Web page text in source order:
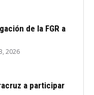
de la FGR a
2026
a participar